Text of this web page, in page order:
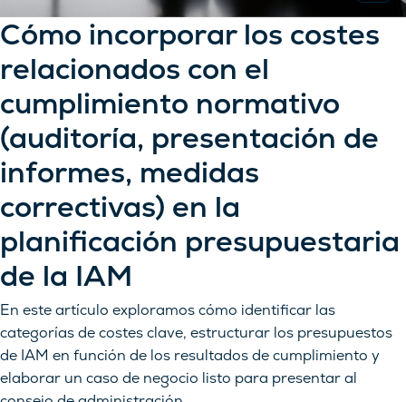
Cómo incorporar los costes
relacionados con el
cumplimiento normativo
(auditoría, presentación de
informes, medidas
correctivas) en la
planificación presupuestaria
de la IAM
En este artículo exploramos cómo identificar las
categorías de costes clave, estructurar los presupuestos
de IAM en función de los resultados de cumplimiento y
elaborar un caso de negocio listo para presentar al